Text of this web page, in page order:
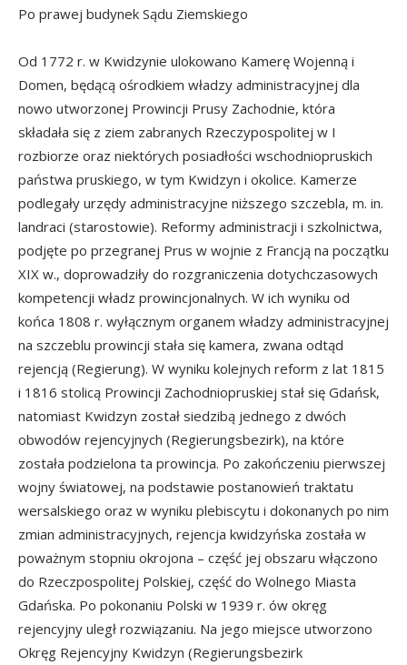
Po prawej budynek Sądu Ziemskiego
Od 1772 r. w Kwidzynie ulokowano Kamerę Wojenną i
Domen, będącą ośrodkiem władzy administracyjnej dla
nowo utworzonej Prowincji Prusy Zachodnie, która
składała się z ziem zabranych Rzeczypospolitej w I
rozbiorze oraz niektórych posiadłości wschodniopruskich
państwa pruskiego, w tym Kwidzyn i okolice. Kamerze
podlegały urzędy administracyjne niższego szczebla, m. in.
landraci (starostowie). Reformy administracji i szkolnictwa,
podjęte po przegranej Prus w wojnie z Francją na początku
XIX w., doprowadziły do rozgraniczenia dotychczasowych
kompetencji władz prowincjonalnych. W ich wyniku od
końca 1808 r. wyłącznym organem władzy administracyjnej
na szczeblu prowincji stała się kamera, zwana odtąd
rejencją (Regierung). W wyniku kolejnych reform z lat 1815
i 1816 stolicą Prowincji Zachodniopruskiej stał się Gdańsk,
natomiast Kwidzyn został siedzibą jednego z dwóch
obwodów rejencyjnych (Regierungsbezirk), na które
została podzielona ta prowincja. Po zakończeniu pierwszej
wojny światowej, na podstawie postanowień traktatu
wersalskiego oraz w wyniku plebiscytu i dokonanych po nim
zmian administracyjnych, rejencja kwidzyńska została w
poważnym stopniu okrojona – część jej obszaru włączono
do Rzeczpospolitej Polskiej, część do Wolnego Miasta
Gdańska. Po pokonaniu Polski w 1939 r. ów okręg
rejencyjny uległ rozwiązaniu. Na jego miejsce utworzono
Okręg Rejencyjny Kwidzyn (Regierungsbezirk